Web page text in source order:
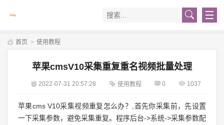
首页 > 使用教程
苹果cmsV10采集重复重名视频批量处理
2022-07-31 20:57:28 使用教程 0 1037
苹果cms V10采集视频重复怎么办？,首先你采集前，先设置
一下采集参数，避免采集重复。程序后台->系统->采集参数配